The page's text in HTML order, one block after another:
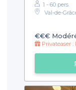
1 - 60 pers.
Val-de-
€€€
Privateaser : Pour